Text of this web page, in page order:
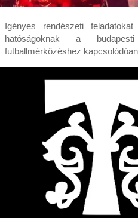
Igényes rendészeti
hatóságoknak a
futballmérkőzéshez